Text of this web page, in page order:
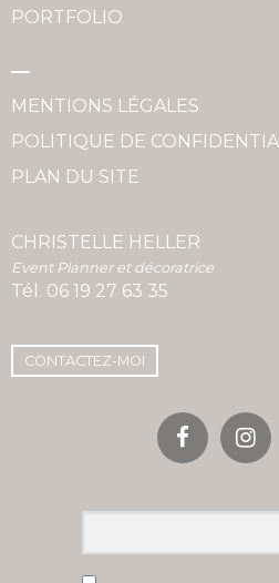
PORTFOLIO
MENTIONS LÉGALES
POLITIQUE DE
PLAN DU SITE
CHRISTELLE HELLER
Event Planner et décoratrice
Tél. 06 19 27 63 35
CONTACTEZ-MOI